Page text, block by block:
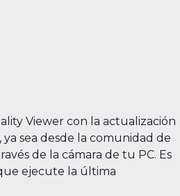
Viewer con la actualización
sea desde la comunidad de
de la cámara de tu PC. Es
ejecute la última